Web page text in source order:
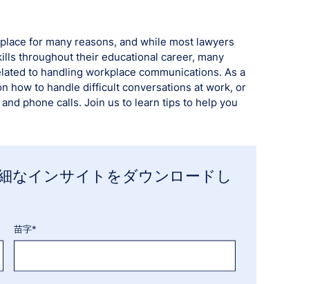
for many reasons, and while most lawyers
throughout their educational career, many
to handling workplace communications. As a
how to handle difficult conversations at work, or
phone calls. Join us to learn tips to help you
なインサイトをダウンロードし
苗字*